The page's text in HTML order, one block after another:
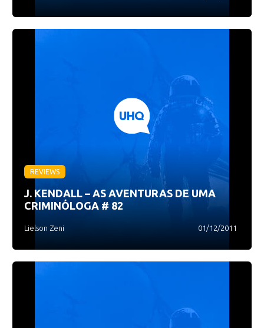
REVIEWS
J. KENDALL – AS AVENTURAS DE UMA
CRIMINÓLOGA # 82
Lielson Zeni 01/12/2011